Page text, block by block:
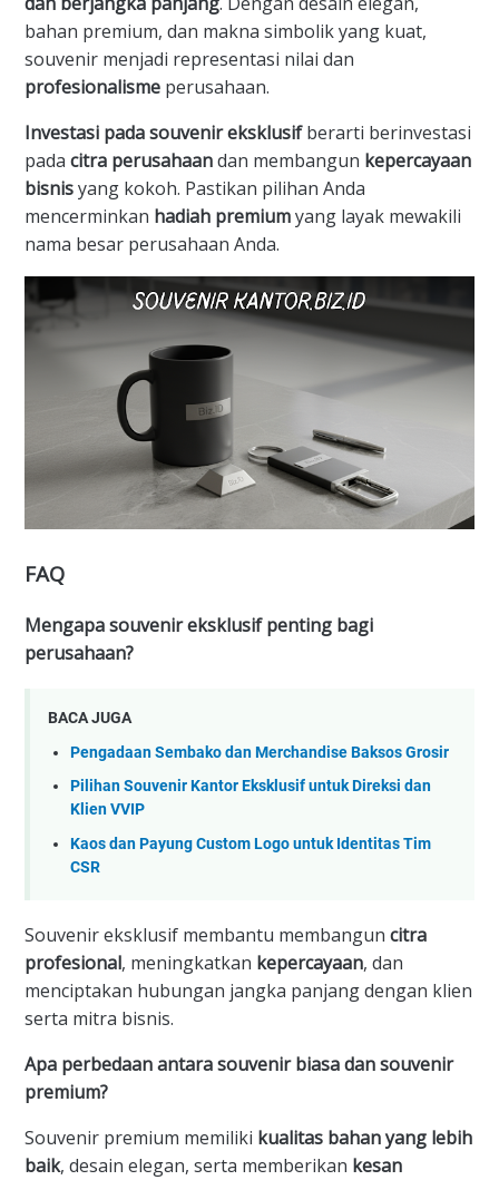
bahan premium, dan makna simbolik yang kuat,
souvenir menjadi representasi nilai dan
profesionalisme perusahaan.
Investasi pada souvenir eksklusifberarti berinvestasi
pada citra perusahaandan membangun kepercayaan
bisnisyang kokoh. Pastikan pilihan Anda
mencerminkan hadiah premiumyang layak mewakili
nama besar perusahaan Anda.
FAQ
Mengapa souvenir eksklusif penting bagi
perusahaan?
BACA JUGA
Pengadaan Sembako dan Merchandise Baksos Grosir
Pilihan Souvenir Kantor Eksklusif untuk Direksi dan
Klien VVIP
Kaos dan Payung Custom Logo untuk Identitas Tim
CSR
​Souvenir eksklusif membantu membangun citra
profesional, meningkatkan kepercayaan, dan
menciptakan hubungan jangka panjang dengan klien
serta mitra bisnis.
Apa perbedaan antara souvenir biasa dan souvenir
premium?
​Souvenir premium memiliki kualitas bahan yang lebih
baik, desain elegan, serta memberikan kesan